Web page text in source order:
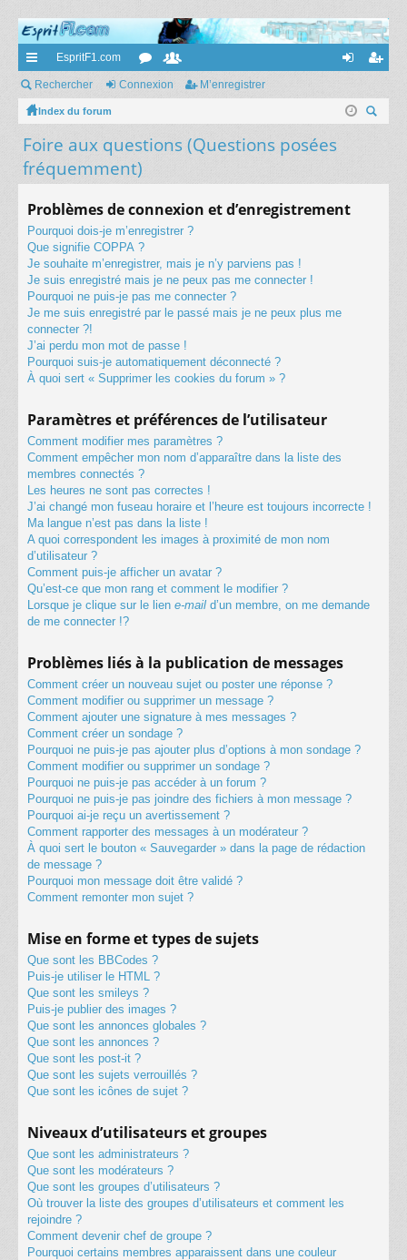
cc
ès
ra
pi
EspritF1.com
or
m
s
e
br
ne nr
Rechercher Connexion M’enregistrer
Index du forum
Foire aux questions (Questions posées
fréquemment)
Problèmes de connexion et d’enregistrement
Pourquoi dois-je m’enregistrer ?
Que signifie COPPA ?
Je souhaite m’enregistrer, mais je n’y parviens pas !
Je suis enregistré mais je ne peux pas me connecter !
Pourquoi ne puis-je pas me connecter ?
Je me suis enregistré par le passé mais je ne peux plus me
connecter ?!
J’ai perdu mon mot de passe !
Pourquoi suis-je automatiquement déconnecté ?
À quoi sert « Supprimer les cookies du forum » ?
Paramètres et préférences de l’utilisateur
Comment modifier mes paramètres ?
Comment empêcher mon nom d’apparaître dans la liste des
membres connectés ?
Les heures ne sont pas correctes !
J’ai changé mon fuseau horaire et l’heure est toujours incorrecte !
Ma langue n’est pas dans la liste !
A quoi correspondent les images à proximité de mon nom
d’utilisateur ?
Comment puis-je afficher un avatar ?
Qu’est-ce que mon rang et comment le modifier ?
Lorsque je clique sur le lien e-mail d’un membre, on me demande
de me connecter !?
Problèmes liés à la publication de messages
Comment créer un nouveau sujet ou poster une réponse ?
Comment modifier ou supprimer un message ?
Comment ajouter une signature à mes messages ?
Comment créer un sondage ?
Pourquoi ne puis-je pas ajouter plus d’options à mon sondage ?
Comment modifier ou supprimer un sondage ?
Pourquoi ne puis-je pas accéder à un forum ?
Pourquoi ne puis-je pas joindre des fichiers à mon message ?
Pourquoi ai-je reçu un avertissement ?
Comment rapporter des messages à un modérateur ?
À quoi sert le bouton « Sauvegarder » dans la page de rédaction
de message ?
Pourquoi mon message doit être validé ?
Comment remonter mon sujet ?
Mise en forme et types de sujets
Que sont les BBCodes ?
Puis-je utiliser le HTML ?
Que sont les smileys ?
Puis-je publier des images ?
Que sont les annonces globales ?
Que sont les annonces ?
Que sont les post-it ?
Que sont les sujets verrouillés ?
Que sont les icônes de sujet ?
Niveaux d’utilisateurs et groupes
Que sont les administrateurs ?
Que sont les modérateurs ?
Que sont les groupes d’utilisateurs ?
Où trouver la liste des groupes d’utilisateurs et comment les
rejoindre ?
Comment devenir chef de groupe ?
Pourquoi certains membres apparaissent dans une couleur